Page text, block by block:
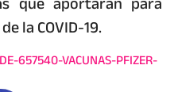
la COVID-19.
657540-VACUNAS-PFIZER-